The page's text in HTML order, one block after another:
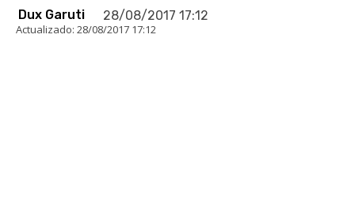
Dux Garuti 28/08/2017 17:12
Actualizado: 28/08/2017 17:12